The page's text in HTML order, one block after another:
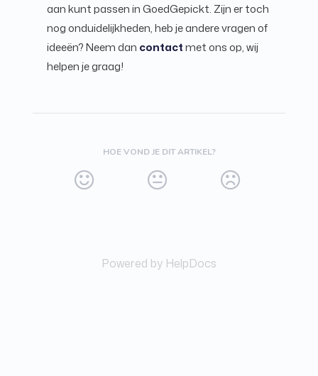
aan kunt passen in GoedGepickt. Zijn er toch
nog onduidelijkheden, heb je andere vragen of
ideeën? Neem dan contactmet ons op, wij
helpen je graag!
HOE VOND JE DIT ARTIKEL?
Powered by HelpDocs